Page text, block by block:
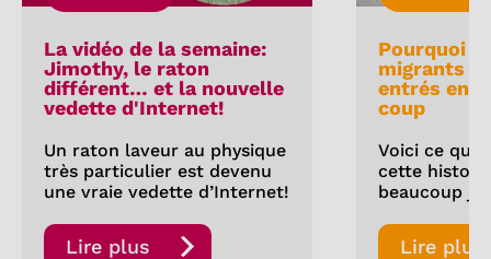
La vidéo de la semaine:
Jimothy, le raton
différent… et la nouvelle
vedette d'Internet!
Un raton laveur au physique
très particulier est devenu
une vraie vedette d’Internet!
Lire plus
Pourquoi
migrants
entrés en
coup
Voici ce que
cette
beaucoup
Lire plus